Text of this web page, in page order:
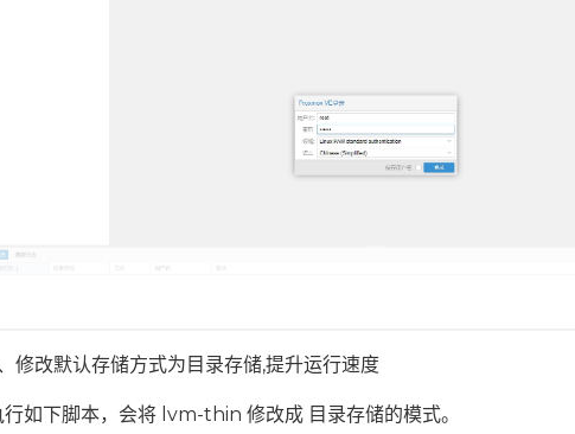
修改默认存储方式为目录存储,提升运行速度
行如下脚本，会将 lvm-thin 修改成 目录存储的模式。